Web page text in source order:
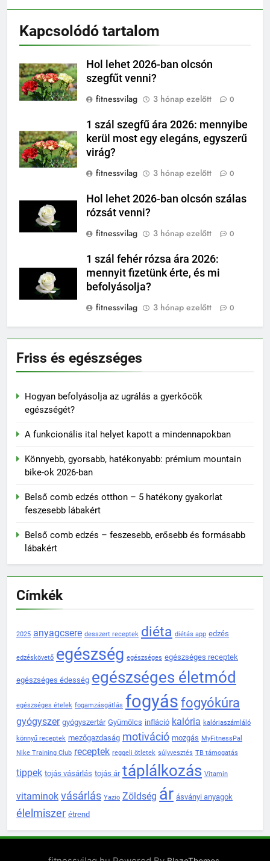
Kapcsolódó tartalom
Hol lehet 2026-ban olcsón
szegfűt venni?
fitnessvilag
3 hónap ezelőtt 0
1 szál szegfű ára 2026: mennyibe
kerül most egy elegáns, egyszerű
virág?
fitnessvilag
3 hónap ezelőtt 0
Hol lehet 2026-ban olcsón szálas
rózsát venni?
fitnessvilag
3 hónap ezelőtt 0
1 szál fehér rózsa ára 2026:
mennyit fizetünk érte, és mi
befolyásolja?
fitnessvilag
3 hónap ezelőtt 0
Friss és egészséges
Hogyan befolyásolja az ugrálás a gyerkőcök
egészségét?
A funkcionális ital helyet kapott a mindennapokban
Könnyebb, gyorsabb, hatékonyabb: prémium mountain
bike-ok 2026-ban
Belső comb edzés otthon – 5 hatékony gyakorlat
feszesebb lábakért
Belső comb edzés – feszesebb, erősebb és formásabb
lábakért
Címkék
2025 anyagcsere desszert receptek diéta diétás app edzés
edzéskövető egészség egészséges egészséges receptek
egészséges édesség egészséges életmód
egészséges ételek fogamzásgátlás fogyás fogyókúra
gyógyszer gyógyszertár Gyümölcs infláció kalória kalóriaszámláló
könnyű receptek mezőgazdaság motiváció mozgás MyFitnessPal
Nike Training Club receptek reggeli ötletek súlyvesztés TB támogatás
tippek tojás vásárlás tojás ár táplálkozás Vitamin
vitaminok vásárlás Yazio Zöldség ár ásványi anyagok
élelmiszer étrend